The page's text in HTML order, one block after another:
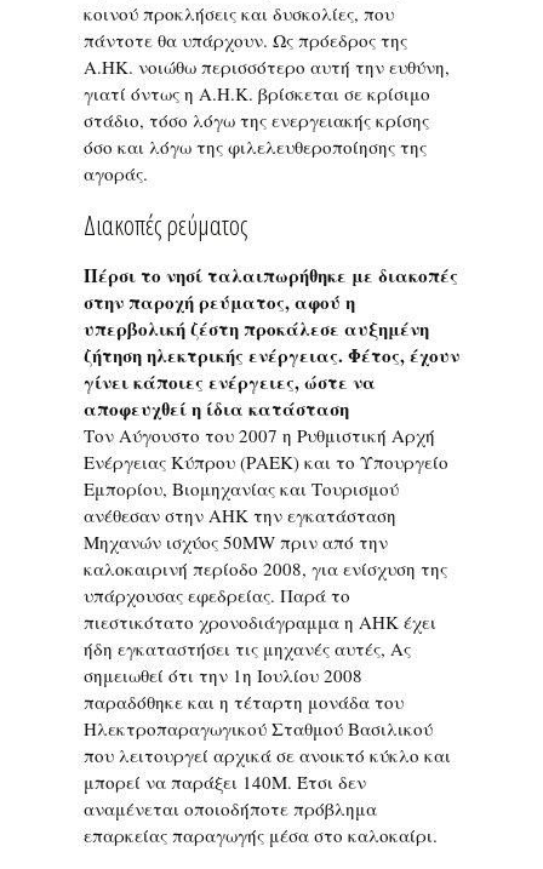
κοινού προκλήσεις και δυσκολίες, που
πάντοτε θα υπάρχουν. Ως πρόεδρος της
Α.ΗΚ. νοιώθω περισσότερο αυτή την ευθύνη,
γιατί όντως η Α.Η.Κ. βρίσκεται σε κρίσιμο
στάδιο, τόσο λόγω της ενεργειακής κρίσης
όσο και λόγω της φιλελευθεροποίησης της
αγοράς.
Διακοπές ρεύματος
Πέρσι το νησί ταλαιπωρήθηκε με διακοπές
στην παροχή ρεύματος, αφού η
υπερβολική ζέστη προκάλεσε αυξημένη
ζήτηση ηλεκτρικής ενέργειας. Φέτος, έχουν
γίνει κάποιες ενέργειες, ώστε να
αποφευχθεί η ίδια κατάσταση
Τον Αύγουστο του 2007 η Ρυθμιστική Αρχή
Ενέργειας Κύπρου (ΡΑΕΚ) και το Υπουργείο
Εμπορίου, Βιομηχανίας και Τουρισμού
ανέθεσαν στην ΑΗΚ την εγκατάσταση
Μηχανών ισχύος 50MW πριν από την
καλοκαιρινή περίοδο 2008, για ενίσχυση της
υπάρχουσας εφεδρείας. Παρά το
πιεστικότατο χρονοδιάγραμμα η ΑΗΚ έχει
ήδη εγκαταστήσει τις μηχανές αυτές, Ας
σημειωθεί ότι την 1η Ιουλίου 2008
παραδόθηκε και η τέταρτη μονάδα του
Ηλεκτροπαραγωγικού Σταθμού Βασιλικού
που λειτουργεί αρχικά σε ανοικτό κύκλο και
μπορεί να παράξει 140M. Έτσι δεν
αναμένεται οποιοδήποτε πρόβλημα
επαρκείας παραγωγής μέσα στο καλοκαίρι.